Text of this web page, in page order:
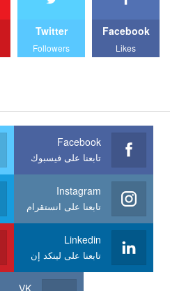
Facebook
Likes
Twitter
Followers
Facebook
تابعنا على فيسبوك
Instagram
تابعنا على انستقرام
Linkedin
تابعنا على لينكد إن